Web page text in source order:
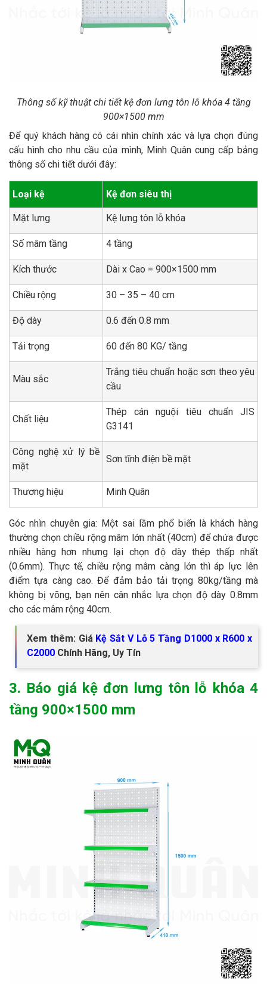
Thông số kỹ thuật chi tiết kệ đơn lưng tôn lỗ khóa 4 tầng
900×1500 mm
Để quý khách hàng có cái nhìn chính xác và lựa chọn đúng
cấu hình cho nhu cầu của mình, Minh Quân cung cấp bảng
thông số chi tiết dưới đây:
Loại kệ Kệ đơn siêu thị
Mặt lưng Kệ lưng tôn lỗ khóa
Số mâm tầng 4 tầng
Kích thước Dài x Cao = 900×1500 mm
Chiều rộng 30 – 35 – 40 cm
Độ dày 0.6 đến 0.8 mm
Tải trọng 60 đến 80 KG/ tầng
Màu sắc
Trắng tiêu chuẩn hoặc sơn theo yêu
cầu
Chất liệu
Thép cán nguội tiêu chuẩn JIS
G3141
Công nghệ xử lý bề
mặt
Sơn tĩnh điện bề mặt
Thương hiệu Minh Quân
Góc nhìn chuyên gia: Một sai lầm phổ biến là khách hàng
thường chọn chiều rộng mâm lớn nhất (40cm) để chứa được
nhiều hàng hơn nhưng lại chọn độ dày thép thấp nhất
(0.6mm). Thực tế, chiều rộng mâm càng lớn thì áp lực lên
điểm tựa càng cao. Để đảm bảo tải trọng 80kg/tầng mà
không bị võng, bạn nên cân nhắc lựa chọn độ dày 0.8mm
cho các mâm rộng 40cm.
Xem thêm: Giá Kệ Sắt V Lỗ 5 Tầng D1000 x R600 x
C2000 Chính Hãng, Uy Tín
3. Báo giá kệ đơn lưng tôn lỗ khóa 4
tầng 900×1500 mm